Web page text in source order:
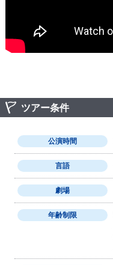
ツアー条件
公演時間
言語
劇場
年齢制限